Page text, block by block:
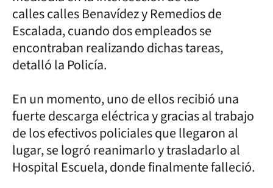
calles calles Benavídez y Remedios de
Escalada, cuando dos empleados se
encontraban realizando dichas tareas,
detalló la Policía.
En un momento, uno de ellos recibió una
fuerte descarga eléctrica y gracias al trabajo
de los efectivos policiales que llegaron al
lugar, se logró reanimarlo y trasladarlo al
Hospital Escuela, donde finalmente falleció.